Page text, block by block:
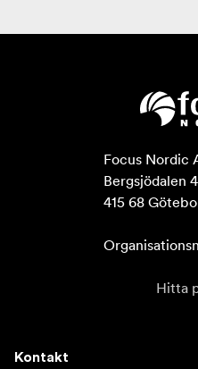
Focus Nordic
Bergsjödalen
415 68
Hitta
Kontakt